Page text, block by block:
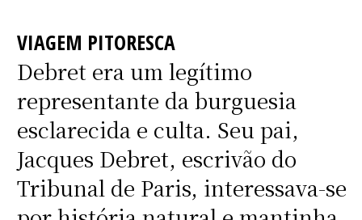
VIAGEM PITORESCA
Debret era um legítimo
representante da burguesia
esclarecida e culta. Seu pai,
Jacques Debret, escrivão do
Tribunal de Paris, interessava-se